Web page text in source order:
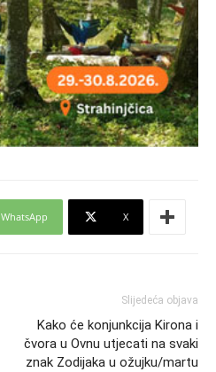
WhatsApp X
Slijedeća objava
Kako će konjunkcija Kirona i
čvora u Ovnu utjecati na svaki
znak Zodijaka u ožujku/martu